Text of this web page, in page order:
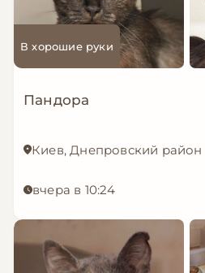
В хорошие руки
Пандора
Киев, Днепровский район
вчера в 10:24